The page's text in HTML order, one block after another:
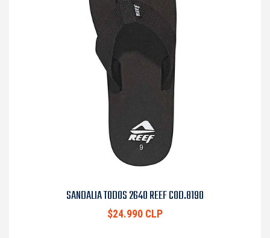
SANDALIA TODOS 2640 REEF COD.8190
$24.990 CLP